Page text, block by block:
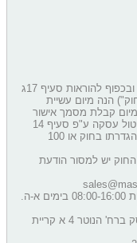
זכות הצרכן לביטול עסקת מכר מרחוק בהתאם ובכפוף להוראות סעיף 17ג
1981 (להלן: "החוק") הנה מיום עשיית
קבלת מסמך אישור
הזמנה לפי המאוחר מביניהם. דמי ביטול בגין ביטול עסקה ע"פ סעיף 14
ה(ב)(1) לחוק יעמדו על סך 5% ממחיר הנכס כהגדרתו בחוק או 100
החוק יש למסור הודעת
4. בהודעה בעל פה שניתן למסור בכתובת העסק ברח' הנוטר 4 א קריית